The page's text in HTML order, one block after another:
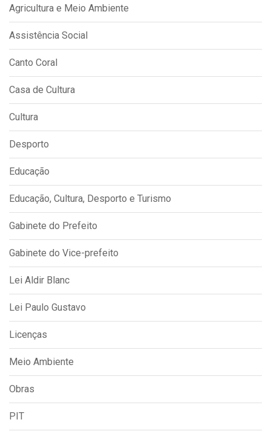
Outros
Downloads
Notícias
Contato
Agricultura e Meio Ambiente
Assistência Social
Canto Coral
Casa de Cultura
Cultura
Desporto
Educação
Educação, Cultura, Desporto e Turismo
Gabinete do Prefeito
Gabinete do Vice-prefeito
Lei Aldir Blanc
Lei Paulo Gustavo
Licenças
Meio Ambiente
Obras
PIT